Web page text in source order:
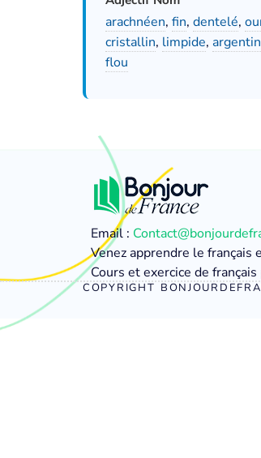
arachnéen, fin, dentelé,
cristallin, limpide, argentin
flou
Email :
Venez apprendre le français
Cours et exercice de
COPYRIGHT